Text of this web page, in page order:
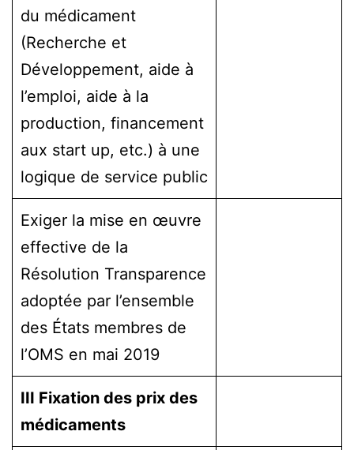
du médicament
(Recherche et
Développement, aide à
l’emploi, aide à la
production, financement
aux start up, etc.) à une
logique de service public
Exiger la mise en œuvre
effective de la
Résolution Transparence
adoptée par l’ensemble
des États membres de
l’OMS en mai 2019
III Fixation des prix des
médicaments